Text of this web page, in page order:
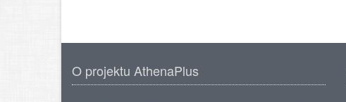
O projektu AthenaPlus